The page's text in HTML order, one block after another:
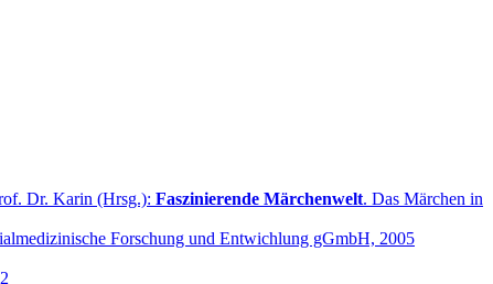
Dr. Karin (Hrsg.): Faszinierende Märchenwelt. Das Märchen in
Forschung und Entwichlung gGmbH, 2005